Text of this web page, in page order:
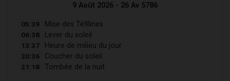
9 Août 2026 - 26 Av 5786
05:39 Mise des Téfilines
06:38 Lever du soleil
13:37 Heure de milieu du jour
20:36 Coucher du soleil
21:18 Tombée de la nuit